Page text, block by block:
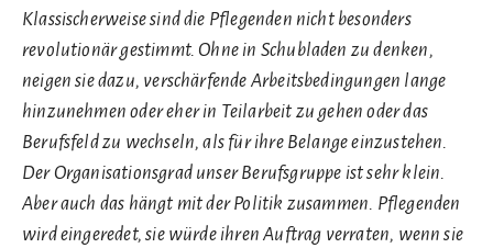
Klassischerweise sind die Pflegenden nicht besonders
revolutionär gestimmt. Ohne in Schubladen zu denken,
neigen sie dazu, verschärfende Arbeitsbedingungen lange
hinzunehmen oder eher in Teilarbeit zu gehen oder das
Berufsfeld zu wechseln, als für ihre Belange einzustehen.
Der Organisationsgrad unser Berufsgruppe ist sehr klein.
Aber auch das hängt mit der Politik zusammen. Pflegenden
wird eingeredet, sie würde ihren Auftrag verraten, wenn sie